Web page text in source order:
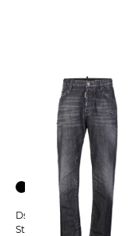
Dsquared2 | Herren Jeans
Straight Fit